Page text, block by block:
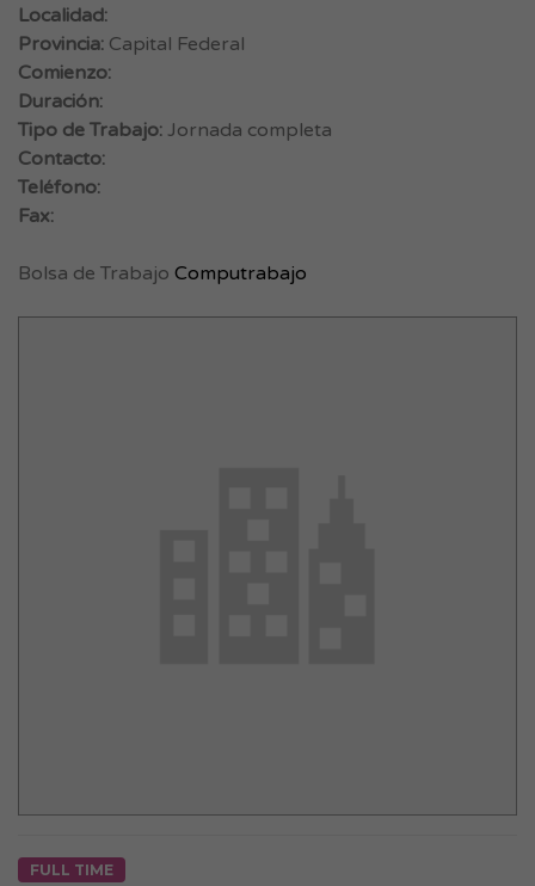
Localidad:
Provincia: Capital Federal
Comienzo:
Duración:
Tipo de Trabajo: Jornada completa
Contacto:
Teléfono:
Fax:
Bolsa de Trabajo Computrabajo
FULL TIME